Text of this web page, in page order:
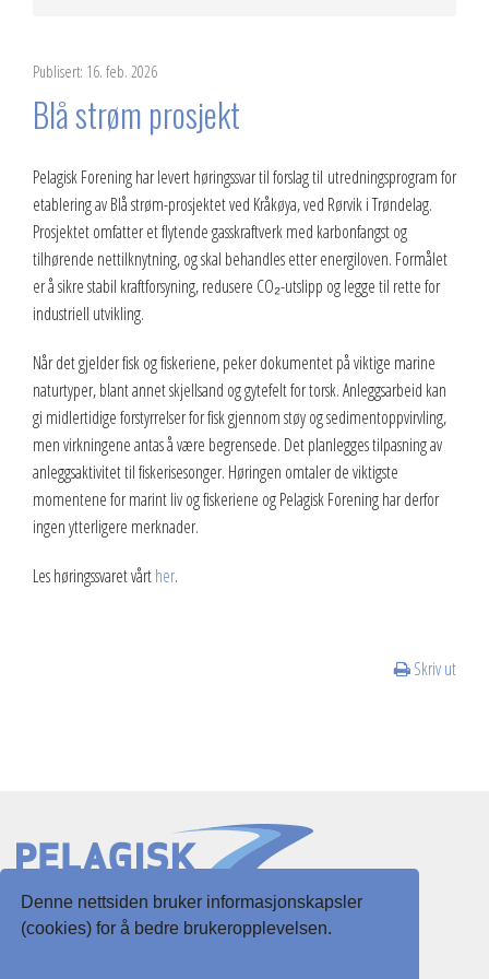
Denne nettsiden bruker informasjonskapsler
(cookies) for å bedre brukeropplevelsen.
2021
2020
2019
2018
2016
2015
2014
Publisert: 16. feb. 2026
Blå strøm prosjekt
Pelagisk Forening har levert høringssvar til forslag til utredningsprogram for
etablering av Blå strøm-prosjektet ved Kråkøya, ved Rørvik i Trøndelag.
Prosjektet omfatter et flytende gasskraftverk med karbonfangst og
tilhørende nettilknytning, og skal behandles etter energiloven. Formålet
er å sikre stabil kraftforsyning, redusere CO₂-utslipp og legge til rette for
industriell utvikling.
Når det gjelder fisk og fiskeriene, peker dokumentet på viktige marine
naturtyper, blant annet skjellsand og gytefelt for torsk. Anleggsarbeid kan
gi midlertidige forstyrrelser for fisk gjennom støy og sedimentoppvirvling,
men virkningene antas å være begrensede. Det planlegges tilpasning av
anleggsaktivitet til fiskerisesonger. Høringen omtaler de viktigste
momentene for marint liv og fiskeriene og Pelagisk Forening har derfor
ingen ytterligere merknader.
Les høringssvaret vårther.
Skriv ut
Slottsgaten 3